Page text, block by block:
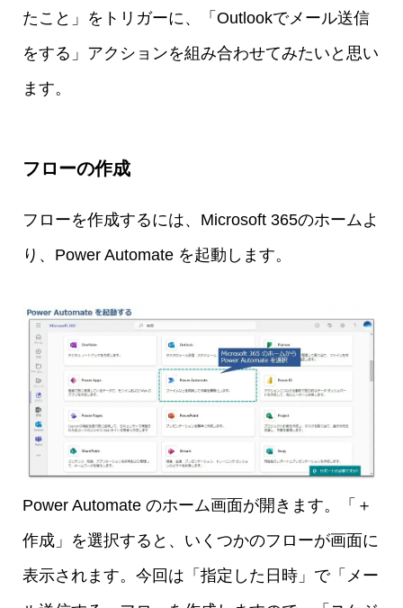
たこと」をトリガーに、「Outlookでメール送信
をする」アクションを組み合わせてみたいと思い
ます。
フローの作成
フローを作成するには、Microsoft 365のホームよ
り、Power Automate を起動します。
Power Automate のホーム画面が開きます。「＋
作成」を選択すると、いくつかのフローが画面に
表示されます。今回は「指定した日時」で「メー